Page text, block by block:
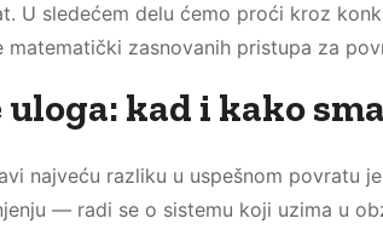
U sledećem delu ćemo proći kroz
zasnovanih pristupa za
kad i kako
najveću razliku u uspešnom povratu
— radi se o sistemu koji uzima u